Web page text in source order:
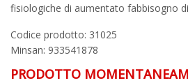
fisiologiche di aumentato fabbisogno
Codice prodotto: 31025
Minsan: 933541878
PRODOTTO